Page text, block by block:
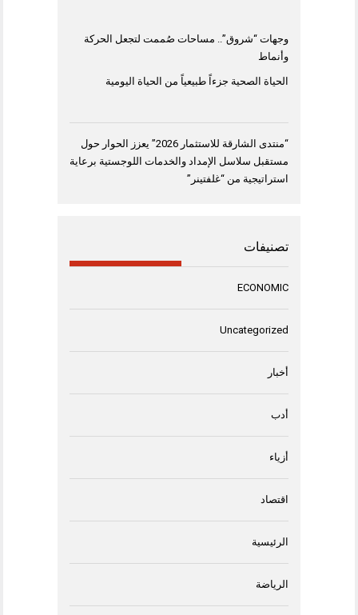
وجهات “شروق”.. مساحات صُممت لتجعل الحركة
وأنماط
الحياة الصحية جزءاً طبيعياً من الحياة اليومية
“منتدى الشارقة للاستثمار 2026” يعزز الحوار حول
مستقبل سلاسل الإمداد والخدمات اللوجستية برعاية
استراتيجية من “غلفتينر”
تصنيفات
ECONOMIC
Uncategorized
أخبار
أدب
أزياء
اقتصاد
الرئيسية
الرياضة